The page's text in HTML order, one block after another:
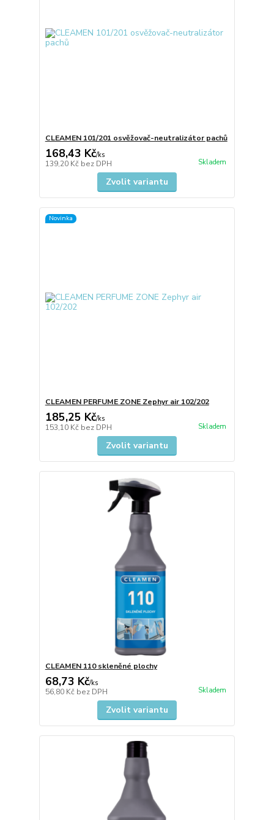
CLEAMEN 101/201 osvěžovač-neutralizátor pachů
168,43 Kč/ks
139,20 Kč bez DPH Skladem
Zvolit variantu
Novinka
CLEAMEN PERFUME ZONE Zephyr air 102/202
185,25 Kč/ks
153,10 Kč bez DPH Skladem
Zvolit variantu
CLEAMEN 110 skleněné plochy
68,73 Kč/ks
56,80 Kč bez DPH Skladem
Zvolit variantu